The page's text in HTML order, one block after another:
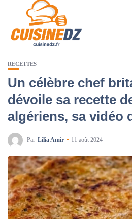
RECETTES
Un célèbre chef
dévoile sa recette
algériens, sa vidéo
Par Lilia Amir 11 août 2024